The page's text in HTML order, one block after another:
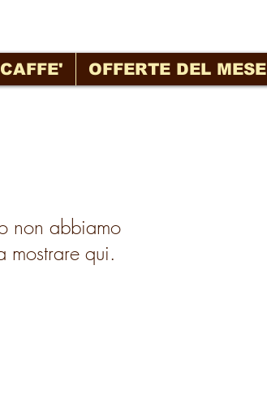
OFFERTE DEL MESE
non abbiamo
mostrare qui.